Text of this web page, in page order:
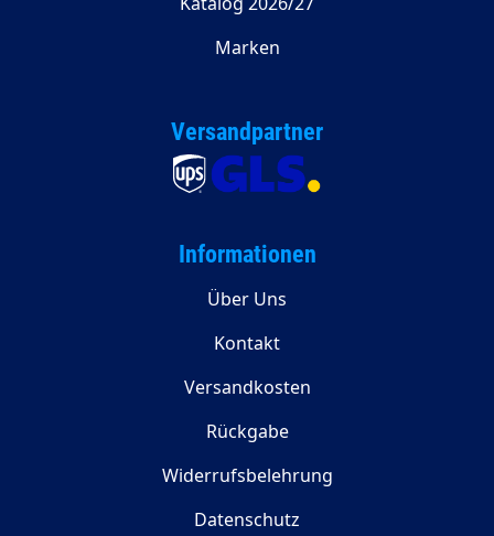
Marken
Versandpartner
Informationen
Über Uns
Kontakt
Versandkosten
Rückgabe
Widerrufsbelehrung
Datenschutz